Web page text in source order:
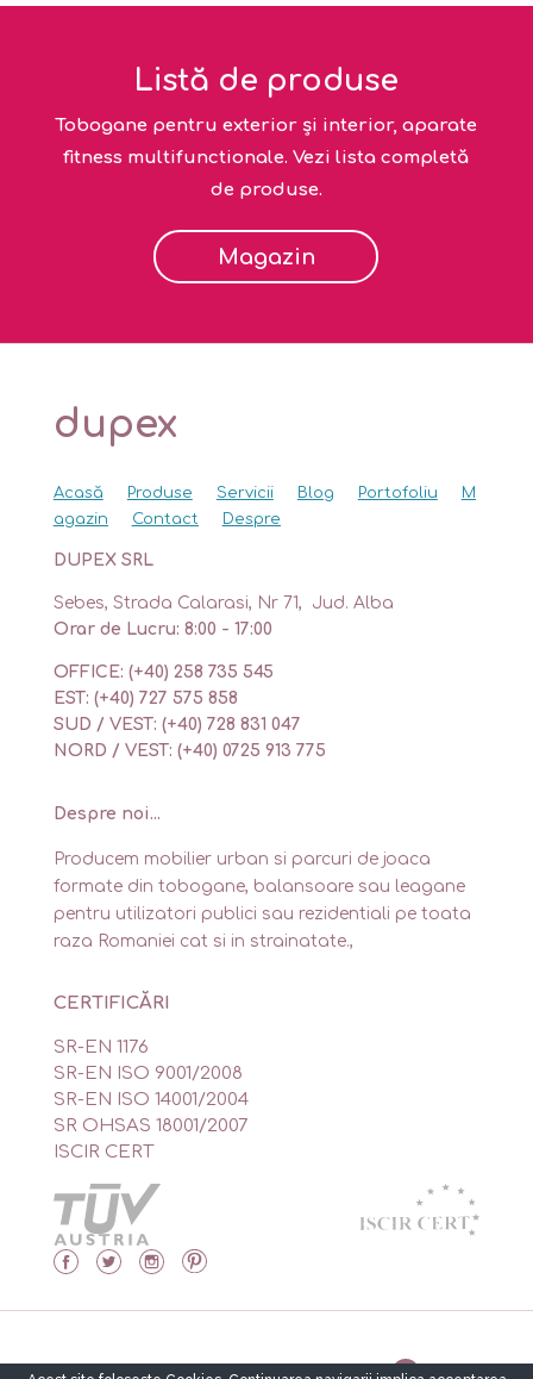
Listă de produse
Tobogane pentru exterior și interior, aparate
fitness multifunctionale. Vezi lista completă
de produse.
Magazin
dupex
Acasă Produse Servicii Blog Portofoliu
M
agazin
Contact Despre
DUPEX SRL
Sebes, Strada Calarasi, Nr 71, Jud. Alba
Orar de Lucru: 8:00 - 17:00
OFFICE: (+40) 258 735 545
EST: (+40) 727 575 858
SUD / VEST: (+40) 728 831 047
NORD / VEST: (+40) 0725 913 775
Despre noi...
Producem mobilier urban si parcuri de joaca
formate din tobogane, balansoare sau leagane
pentru utilizatori publici sau rezidentiali pe toata
raza Romaniei cat si in strainatate.,
CERTIFICĂRI
SR-EN 1176
SR-EN ISO 9001/2008
SR-EN ISO 14001/2004
SR OHSAS 18001/2007
ISCIR CERT
Made by Isidor’s Software Solutions